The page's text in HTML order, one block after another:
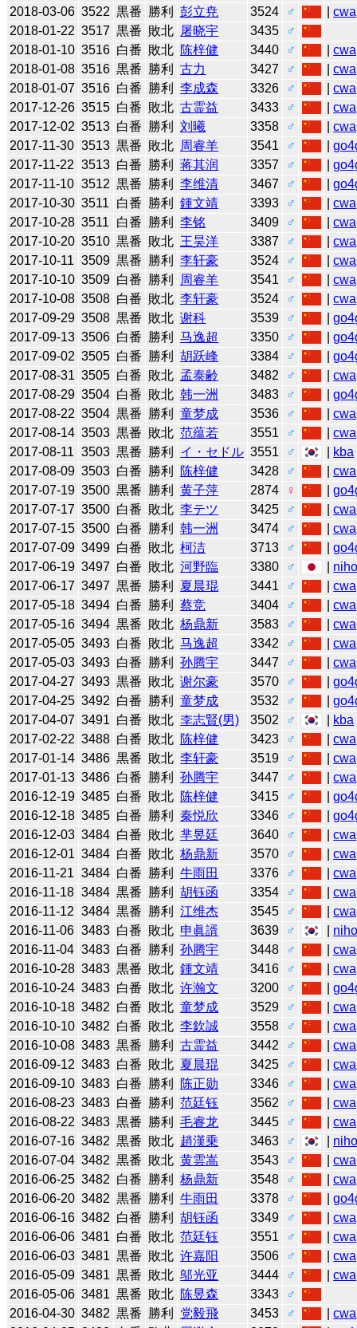
2018-03-06 3522 黒番 勝利 彭立尭 3524 ♂ |cwa
2018-01-22 3517 黒番 敗北 屠晓宇 3435
♂
2018-01-10 3516 白番 敗北 陈梓健 3440 ♂ |cwa
2018-01-08 3516 黒番 勝利 古力 3427 ♂ |cwa
2018-01-07 3516 白番 勝利 李成森 3326 ♂ |cwa
2017-12-26 3515 白番 敗北 古霊益 3433 ♂ |cwa
2017-12-02 3513 白番 勝利 刘曦 3358 ♂ |cwa
2017-11-30 3513 黒番 敗北 周睿羊 3541 ♂ |
2017-11-22 3513 白番 勝利 蒋其润 3357 ♂ |
2017-11-10 3512 黒番 勝利 李维清 3467 ♂ |
2017-10-30 3511 白番 勝利 鍾文靖 3393 ♂ |cwa
2017-10-28 3511 白番 勝利 李铭 3409 ♂ |cwa
2017-10-20 3510 黒番 敗北 王昊洋 3387 ♂ |cwa
2017-10-11 3509 黒番 勝利 李轩豪 3524 ♂ |cwa
2017-10-10 3509 白番 勝利 周睿羊 3541 ♂ |cwa
2017-10-08 3508 白番 敗北 李轩豪 3524 ♂ |cwa
2017-09-29 3508 黒番 敗北 谢科 3539 ♂ |
2017-09-13 3506 白番 勝利 马逸超 3350 ♂ |
2017-09-02 3505 白番 勝利 胡跃峰 3384 ♂ |
2017-08-31 3505 白番 敗北 孟泰齢 3482 ♂ |cwa
2017-08-29 3504 白番 敗北 韩一洲 3483 ♂ |
2017-08-22 3504 黒番 勝利 童梦成 3536 ♂ |cwa
2017-08-14 3503 黒番 敗北 范蕴若 3551 ♂ |cwa
2017-08-11 3503 黒番 勝利 イ・セドル 3551 ♂ kba
2017-08-09 3503 白番 勝利 陈梓健 3428 ♂ |cwa
2017-07-19 3500 黒番 勝利 黄子萍 2874 ♀ |
2017-07-17 3500 白番 敗北 李テツ 3425 ♂ |cwa
2017-07-15 3500 白番 勝利 韩一洲 3474 ♂ |cwa
2017-07-09 3499 白番 敗北 柯洁 3713 ♂ |
2017-06-19 3497 白番 敗北 河野臨 3380 ♂
2017-06-17 3497 黒番 勝利 夏晨琨 3441 ♂ |cwa
2017-05-18 3494 白番 勝利 蔡竞 3404 ♂ |cwa
2017-05-16 3494 黒番 敗北 杨鼎新 3583 ♂ |cwa
2017-05-05 3493 白番 敗北 马逸超 3342 ♂ |cwa
2017-05-03 3493 白番 勝利 孙腾宇 3447 ♂ |cwa
2017-04-27 3493 黒番 敗北 谢尔豪 3570 ♂ |
2017-04-25 3492 白番 勝利 童梦成 3532 ♂ |
2017-04-07 3491 白番 敗北 李志賢(男) 3502 ♂ kba
2017-02-22 3488 白番 敗北 陈梓健 3423 ♂ |cwa
2017-01-14 3486 黒番 敗北 李轩豪 3519 ♂ |cwa
2017-01-13 3486 白番 勝利 孙腾宇 3447 ♂ |cwa
2016-12-19 3485 白番 敗北 陈梓健 3415 ♂ |
2016-12-18 3485 白番 勝利 秦悦欣 3346 ♂ |
2016-12-03 3484 白番 敗北 芈昱廷 3640 ♂ |cwa
2016-12-01 3484 白番 敗北 杨鼎新 3570 ♂ |cwa
2016-11-21 3484 白番 勝利 牛雨田 3376 ♂ |cwa
2016-11-18 3484 黒番 勝利 胡钰函 3354 ♂ |cwa
2016-11-12 3484 黒番 勝利 江维杰 3545 ♂ |cwa
2016-11-06 3483 白番 敗北 申眞諝 3639 ♂
2016-11-04 3483 白番 勝利 孙腾宇 3448 ♂ |cwa
2016-10-28 3483 黒番 敗北 鍾文靖 3416 ♂ |cwa
2016-10-24 3483 白番 敗北 许瀚文 3200 ♂ |
2016-10-18 3482 白番 敗北 童梦成 3529 ♂ |cwa
2016-10-10 3482 白番 敗北 李欽誠 3558 ♂ |cwa
2016-10-08 3483 黒番 勝利 古霊益 3442 ♂ |cwa
2016-09-12 3483 白番 敗北 夏晨琨 3425 ♂ |cwa
2016-09-10 3483 白番 勝利 陈正勋 3346 ♂ |cwa
2016-08-23 3483 白番 勝利 范廷钰 3562 ♂ |cwa
2016-08-22 3483 黒番 勝利 毛睿龙 3445 ♂ |cwa
2016-07-16 3482 黒番 敗北 趙漢乗 3463 ♂
2016-07-04 3482 黒番 敗北 黄雲嵩 3543 ♂ |cwa
2016-06-25 3482 白番 勝利 杨鼎新 3548 ♂ |cwa
2016-06-20 3482 黒番 勝利 牛雨田 3378 ♂ |
2016-06-16 3482 白番 勝利 胡钰函 3349 ♂ |cwa
2016-06-06 3481 白番 敗北 范廷钰 3551 ♂ |cwa
2016-06-03 3481 黒番 敗北 许嘉阳 3506 ♂ |cwa
2016-05-09 3481 黒番 敗北 邬光亚 3444 ♂ |cwa
2016-05-06 3481 黒番 敗北 陈昱森 3343
♂
2016-04-30 3482 黒番 勝利 党毅飛 3453 ♂ |cwa